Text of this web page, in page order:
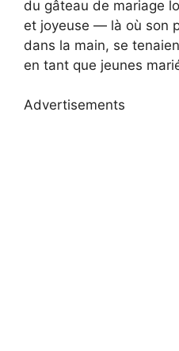
du gâteau de mariage
et joyeuse — là où son
dans la main, se
en tant que jeunes
Advertisements